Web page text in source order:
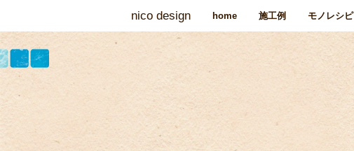
nico design home 施工例 モノレシピ